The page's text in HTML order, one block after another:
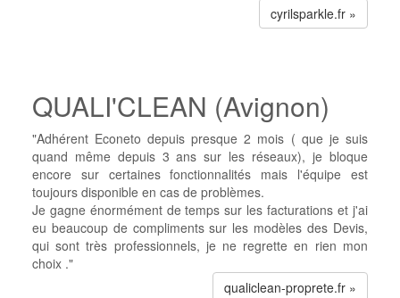
cyrilsparkle.fr »
QUALI'CLEAN (Avignon)
"Adhérent Econeto depuis presque 2 mois ( que je suis
quand même depuis 3 ans sur les réseaux), je bloque
encore sur certaines fonctionnalités mais l'équipe est
toujours disponible en cas de problèmes.
Je gagne énormément de temps sur les facturations et j'ai
eu beaucoup de compliments sur les modèles des Devis,
qui sont très professionnels, je ne regrette en rien mon
choix ."
qualiclean-proprete.fr »